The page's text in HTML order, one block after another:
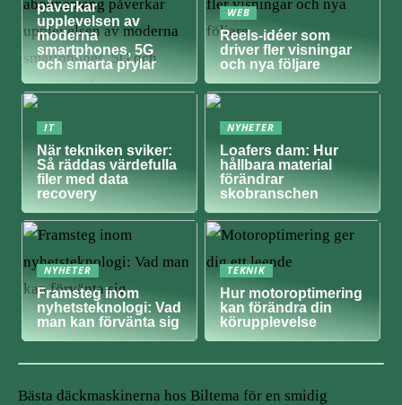
påverkar
upplevelsen av
moderna
smartphones, 5G
och smarta prylar
WEB
Reels-idéer som
driver fler visningar
och nya följare
IT
När tekniken sviker:
Så räddas värdefulla
filer med data
recovery
NYHETER
Loafers dam: Hur
hållbara material
förändrar
skobranschen
NYHETER
Framsteg inom
nyhetsteknologi: Vad
man kan förvänta sig
TEKNIK
Hur motoroptimering
kan förändra din
körupplevelse
Bästa däckmaskinerna hos Biltema för en smidig